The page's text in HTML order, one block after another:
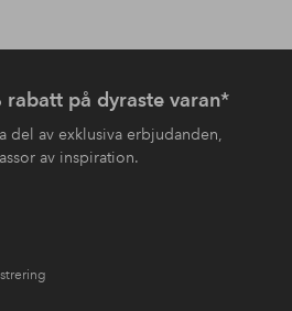
på dyraste varan*
del av exklusiva erbjudanden,
av inspiration.